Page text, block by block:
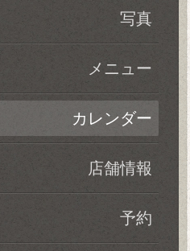
写真
メニュー
カレンダー
店舗情報
予約